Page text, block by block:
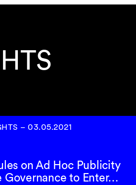
– 03.05.2021
on Ad Hoc Publicity
Governance to Enter…